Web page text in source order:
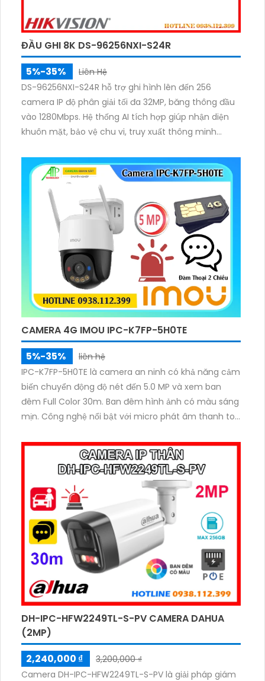
ĐẦU GHI 8K DS-96256NXI-S24R
5%-35%
Liên Hệ
DS-96256NXI-S24R hỗ trợ ghi hình lên đến 256
camera IP độ phân giải tối đa 32MP, băng thông đầu
vào 1280Mbps. Hệ thống AI tích hợp giúp nhận diện
khuôn mặt, bảo vệ chu vi, truy xuất thông minh
HDMI 8K và 2 cổng VGA. Hỗ trợ 24 ổ cứng SATA và
nguồn dự phòng đảm bảo hoạt động ổn định.
CAMERA 4G IMOU IPC-K7FP-5H0TE
5%-35%
liên hệ
IPC-K7FP-5H0TE là camera an ninh có khả năng cảm
biến chuyển động độ nét đến 5.0 MP và xem ban
đêm Full Color 30m. Ban đêm hình ảnh có màu sáng
mịn. Công nghệ nổi bật với micro phát âm thanh to
DH-IPC-HFW2249TL-S-PV CAMERA DAHUA
(2MP)
2,240,000 ₫
3,200,000 ₫
Camera DH-IPC-HFW2249TL-S-PV là giải pháp giám